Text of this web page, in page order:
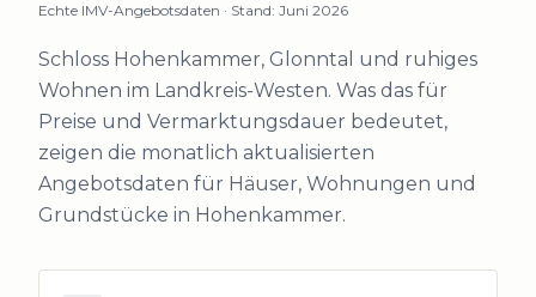
Echte IMV-Angebotsdaten · Stand: Juni 2026
Schloss Hohenkammer, Glonntal und ruhiges
Wohnen im Landkreis-Westen. Was das für
Preise und Vermarktungsdauer bedeutet,
zeigen die monatlich aktualisierten
Angebotsdaten für Häuser, Wohnungen und
Grundstücke in Hohenkammer.